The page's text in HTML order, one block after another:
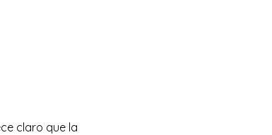
claro que la